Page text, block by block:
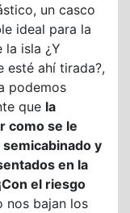
un casco
ideal para la
la isla ¿Y
esté ahí tirada?,
podemos
que la
como se le
y
en la
el riesgo
nos bajan los